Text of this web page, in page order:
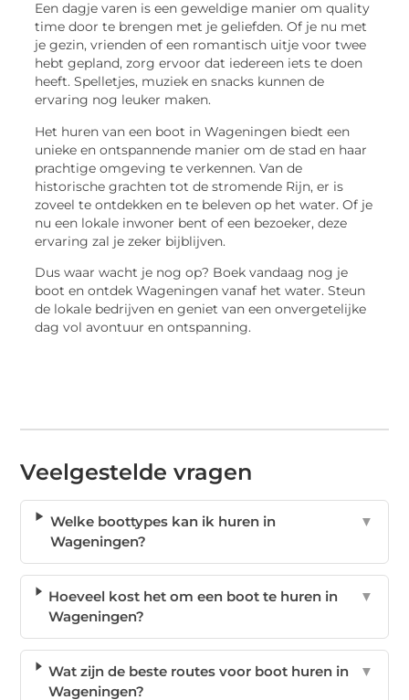
Een dagje varen is een geweldige manier om quality
time door te brengen met je geliefden. Of je nu met
je gezin, vrienden of een romantisch uitje voor twee
hebt gepland, zorg ervoor dat iedereen iets te doen
heeft. Spelletjes, muziek en snacks kunnen de
ervaring nog leuker maken.
Het huren van een boot in Wageningen biedt een
unieke en ontspannende manier om de stad en haar
prachtige omgeving te verkennen. Van de
historische grachten tot de stromende Rijn, er is
zoveel te ontdekken en te beleven op het water. Of je
nu een lokale inwoner bent of een bezoeker, deze
ervaring zal je zeker bijblijven.
Dus waar wacht je nog op? Boek vandaag nog je
boot en ontdek Wageningen vanaf het water. Steun
de lokale bedrijven en geniet van een onvergetelijke
dag vol avontuur en ontspanning.
Veelgestelde vragen
Welke boottypes kan ik huren in
Wageningen?
▼
Hoeveel kost het om een boot te huren in
Wageningen?
▼
Wat zijn de beste routes voor boot huren in
Wageningen?
▼